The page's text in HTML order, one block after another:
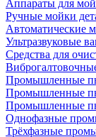
Аппараты для
Ручные мойки
Автоматические
Ультразвуковые
Средства для
Промышленные
Промышленные
Промышленные
Однофазные
Трёхфазные